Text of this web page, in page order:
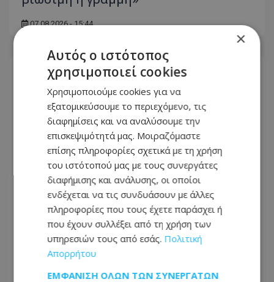
07.08.2026 - 15:44
Θλίψη για τον θάνατο του Δημήτρη
Διομήδους - Η παράκληση της
οικογένειας - Φωτογραφία
×
Αυτός ο ιστότοπος
χρησιμοποιεί cookies
Χρησιμοποιούμε cookies για να
εξατομικεύσουμε το περιεχόμενο, τις
διαφημίσεις και να αναλύσουμε την
επισκεψιμότητά μας. Μοιραζόμαστε
επίσης πληροφορίες σχετικά με τη χρήση
του ιστότοπού μας με τους συνεργάτες
διαφήμισης και ανάλυσης, οι οποίοι
ενδέχεται να τις συνδυάσουν με άλλες
πληροφορίες που τους έχετε παράσχει ή
που έχουν συλλέξει από τη χρήση των
υπηρεσιών τους από εσάς. Πολιτική
Απορρήτου
ΕΜΦΆΝΙΣΗ ΌΛΩΝ ΤΩΝ ΣΥΝΕΡΓΑΤΏΝ